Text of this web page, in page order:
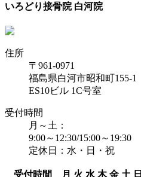
いろどり接骨院 白河院
住所
〒961-0971
福島県白河市昭和町155-1
ES10ビル 1C号室
受付時間
月～土：
9:00～12:30/15:00～19:30
定休日：水・日・祝
受付時間 月 火 水 木 金 土 日